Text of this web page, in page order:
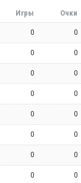
Игры Очки
0 0
0 0
0 0
0 0
0 0
0 0
0 0
0 0